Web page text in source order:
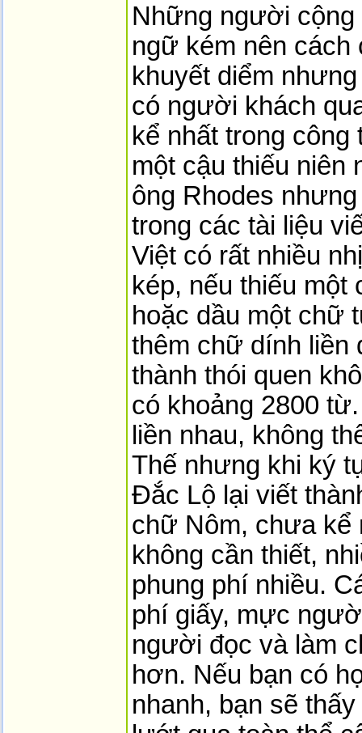
Những người
ngữ kém nên cách
khuyết diểm
có người khách
kể nhất trong
một cậu thiếu niên
ông Rhodes
trong các tài liệu
Việt có rất nhiều
kép, nếu thiếu
hoặc dầu một chữ
thêm chữ dính liền
thành thói quen
có khoảng 2800
liền nhau, không
Thế nhưng khi ký
Đắc Lộ lại viết
chữ Nôm, chưa kể
không cần thiết,
phung phí nhiều.
phí giấy, mực
người đọc và làm
hơn. Nếu bạn có
nhanh, bạn sẽ